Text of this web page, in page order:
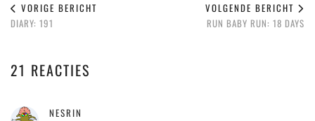
VORIGE BERICHT
DIARY: 191
VOLGENDE BERICHT
RUN BABY RUN: 18 DAYS
21 REACTIES
NESRIN